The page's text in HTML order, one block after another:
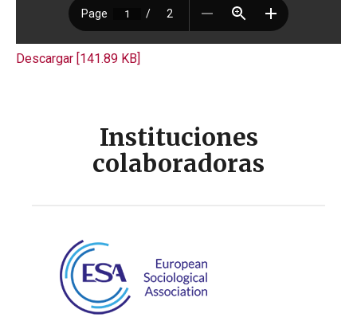
Descargar [141.89 KB]
Instituciones
colaboradoras